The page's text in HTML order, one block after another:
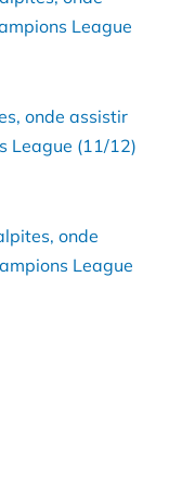
League
onde assistir
League (11/12)
onde
League